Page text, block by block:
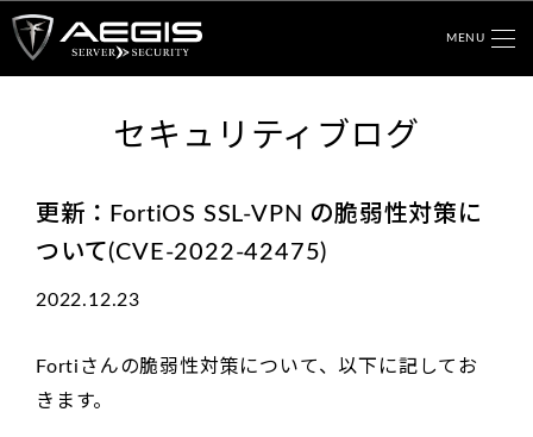
MENU
セキュリティブログ
更新：FortiOS SSL-VPN の脆弱性対策に
ついて(CVE-2022-42475)
2022.12.23
Fortiさんの脆弱性対策について、以下に記してお
きます。